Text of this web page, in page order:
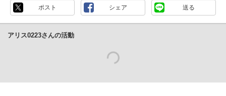
ポスト シェア 送る
アリス0223さんの活動